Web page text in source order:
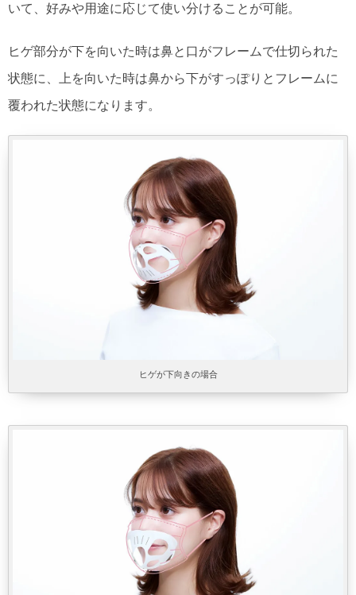
いて、好みや用途に応じて使い分けることが可能。
ヒゲ部分が下を向いた時は鼻と口がフレームで仕切られた
状態に、上を向いた時は鼻から下がすっぽりとフレームに
覆われた状態になります。
ヒゲが下向きの場合